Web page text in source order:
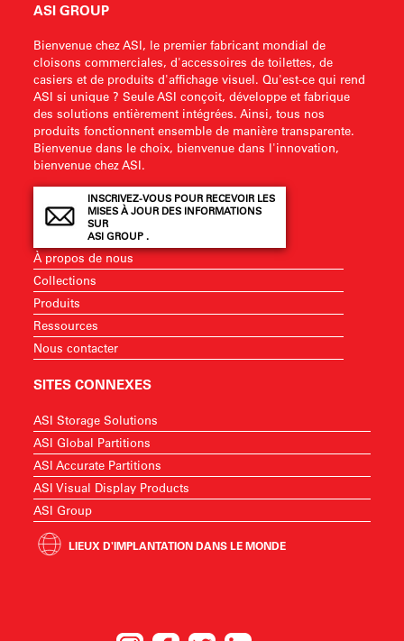
ASI GROUP
Bienvenue chez ASI, le premier fabricant mondial de
cloisons commerciales, d'accessoires de toilettes, de
casiers et de produits d'affichage visuel. Qu'est-ce qui rend
ASI si unique ? Seule ASI conçoit, développe et fabrique
des solutions entièrement intégrées. Ainsi, tous nos
produits fonctionnent ensemble de manière transparente.
Bienvenue dans le choix, bienvenue dans l'innovation,
bienvenue chez ASI.
INSCRIVEZ-VOUS POUR RECEVOIR LES
MISES À JOUR DES INFORMATIONS
SUR
ASI GROUP .
À propos de nous
Collections
Produits
Ressources
Nous contacter
SITES CONNEXES
ASI Storage Solutions
ASI Global Partitions
ASI Accurate Partitions
ASI Visual Display Products
ASI Group
LIEUX D'IMPLANTATION DANS LE MONDE